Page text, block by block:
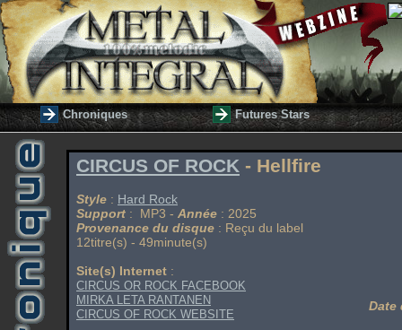
Chroniques Futures Stars
CIRCUS OF ROCK - Hellfire
Style : Hard Rock
Support : MP3 - Année : 2025
Provenance du disque : Reçu du label
12titre(s) - 49minute(s)
Site(s) Internet :
CIRCUS OR ROCK FACEBOOK
MIRKA LETA RANTANEN
CIRCUS OF ROCK WEBSITE
Date